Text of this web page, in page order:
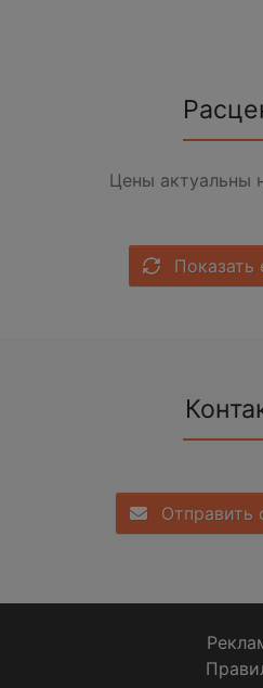
Цены актуальны
Отправить